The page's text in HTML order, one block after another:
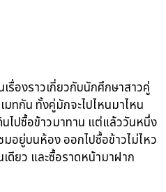
เรื่องราวเกี่ยวกับนักศึกษาสาวคู่
มทกัน ทั้งคู่มักจะไปไหนมาไหน
ไปซื้อข้าวมาทาน แต่แล้ววันหนึ่ง
อยู่บนห้อง ออกไปซื้อข้าวไม่ไหว
ดียว และซื้อราดหน้ามาฝาก